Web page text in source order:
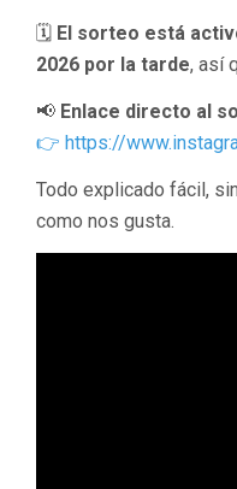
🗓️ El sorteo está
2026 por la tarde, así
📢 Enlace directo al
👉 https://
Todo explicado fácil,
como nos gusta.